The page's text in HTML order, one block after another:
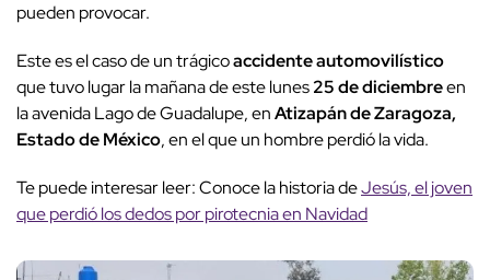
pueden provocar.
Este es el caso de un trágicoaccidente automovilístico
que tuvo lugar la mañana de este lunes25 de diciembreen
la avenida Lago de Guadalupe, enAtizapán de Zaragoza,
Estado de México, en el que un hombre perdió la vida.
Te puede interesar leer: Conoce la historia deJesús, el joven
que perdió los dedos por pirotecnia en Navidad